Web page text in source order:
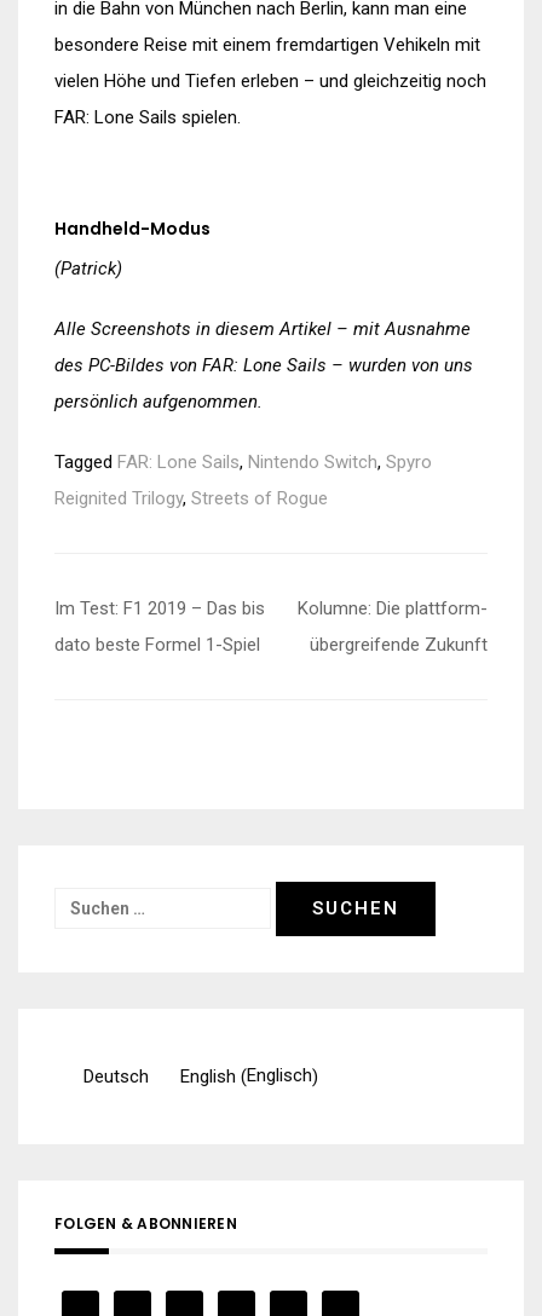
in die Bahn von München nach Berlin, kann man eine
besondere Reise mit einem fremdartigen Vehikeln mit
vielen Höhe und Tiefen erleben – und gleichzeitig noch
FAR: Lone Sails spielen.
Handheld-Modus
(Patrick)
Alle Screenshots in diesem Artikel – mit Ausnahme
des PC-Bildes von FAR: Lone Sails – wurden von uns
persönlich aufgenommen.
Tagged FAR: Lone Sails, Nintendo Switch, Spyro
Reignited Trilogy, Streets of Rogue
Beitragsnavigation
Im Test: F1 2019 – Das bis
dato beste Formel 1-Spiel
Kolumne: Die plattform-
übergreifende Zukunft
Suchen
Deutsch English (Englisch)
FOLGEN & ABONNIEREN